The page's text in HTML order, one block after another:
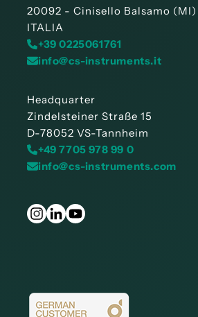
20092 - Cinisello Balsamo (MI)
ITALIA
+39 0225061761
info@cs-instruments.it
Headquarter
Zindelsteiner Straße 15
D-78052 VS-Tannheim
+49 7705 978 99 0
info@cs-instruments.com